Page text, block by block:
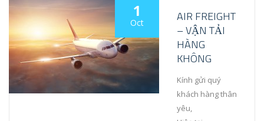
1
Oct
AIR FREIGHT
– VẬN TẢI
HÀNG
KHÔNG
Kính gửi quý
khách hàng thân
yêu,